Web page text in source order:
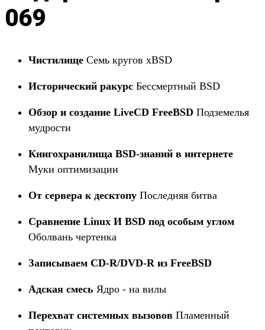
069
Чистилище Семь кругов xBSD
Исторический ракурс Бессмертный BSD
Обзор и создание LiveCD FreeBSD Подземелья
мудрости
Книгохранилища BSD-знаний в интернете
Муки оптимизации
От сервера к десктопу Последняя битва
Сравнение Linux И BSD под особым углом
Оболвань чертенка
Записываем CD-R/DVD-R из FreeBSD
Адская смесь Ядро - на вилы
Перехват системных вызовов Пламенный